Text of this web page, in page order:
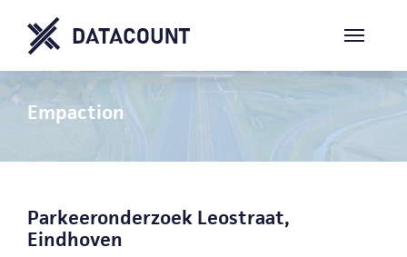
Empaction
Parkeeronderzoek Leostraat,
Eindhoven